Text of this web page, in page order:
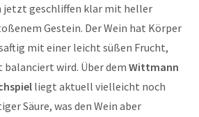
jetzt geschliffen klar mit heller
Gestein. Der Wein hat Körper
mit einer leicht süßen Frucht,
balanciert wird. Über dem Wittmann
liegt aktuell vielleicht noch
Säure, was den Wein aber